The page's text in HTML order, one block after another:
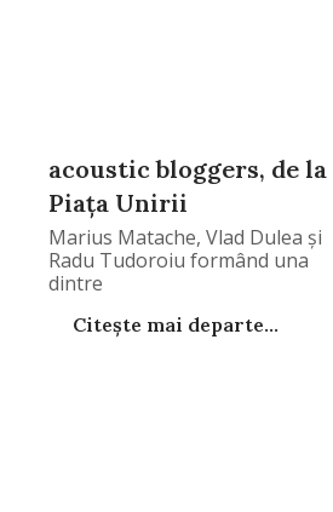
acoustic bloggers, de la
Piaţa Unirii
Marius Matache, Vlad Dulea şi
Radu Tudoroiu formând una
dintre
Citește mai departe...